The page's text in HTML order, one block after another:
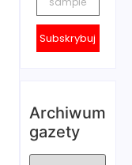
Subskrybuj
Archiwum
gazety